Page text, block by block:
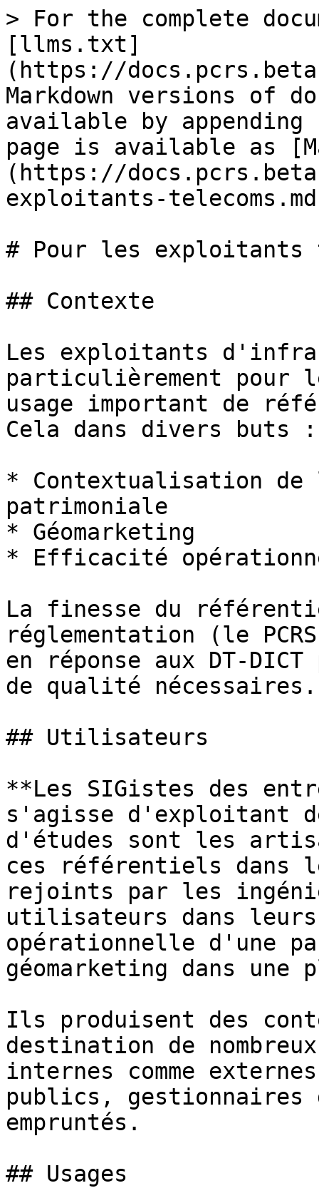
> For the complete
[llms.txt]
(https://
Markdown versions of
available by
page is available as
(https://
exploitants-
# Pour les exploitants
## Contexte
Les exploitants
particulièrement pour
usage important de
Cela dans divers buts :
* Contextualisation de
patrimoniale
* Géomarketing
* Efficacité
La finesse du
réglementation (le
en réponse aux DT-
de qualité nécessaires.
## Utilisateurs
**Les SIGistes des
s'agisse d'exploitant
d'études sont les
ces référentiels dans
rejoints par les
utilisateurs dans
opérationnelle d'une
géomarketing dans
Ils produisent des
destination de
internes comme
publics, gestionnaires
empruntés.
## Usages